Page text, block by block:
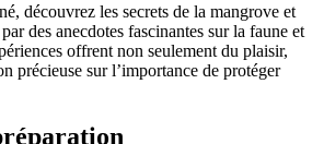
découvrez les secrets de la mangrove et
des anecdotes fascinantes sur la faune et
offrent non seulement du plaisir,
précieuse sur l’importance de protéger